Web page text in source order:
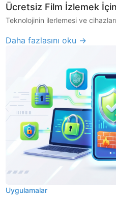
Ücretsiz Film İzlemek
Teknolojinin ilerlemesi ve
Daha fazlasını oku →
Uygulamalar